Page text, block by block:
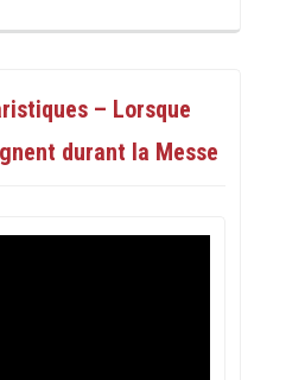
– Lorsque
durant la Messe